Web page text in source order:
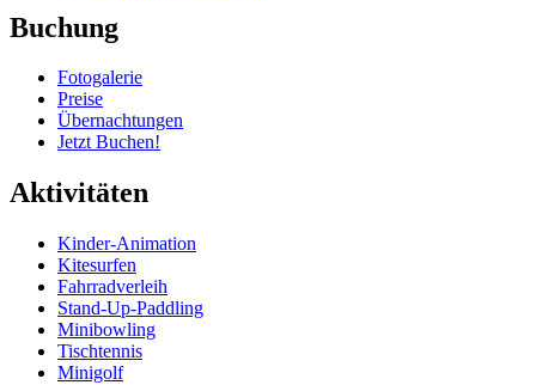
Buchung
Fotogalerie
Preise
Übernachtungen
Jetzt Buchen!
Aktivitäten
Kinder-Animation
Kitesurfen
Fahrradverleih
Stand-Up-Paddling
Minibowling
Tischtennis
Minigolf